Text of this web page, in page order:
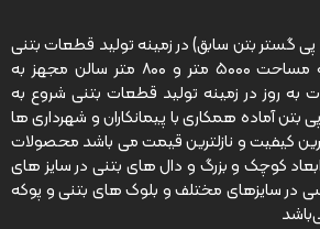
پی گستر بتن سابق) در زمینه تولید قطعات بتنی
از سال ۱۳۸۸ در زمینی به مساحت ۵۰۰۰ متر و ۸۰۰ متر سالن مجهز به
به روز در زمینه تولید قطعات بتنی شروع به
بتن آماده همکاری با پیمانکاران و شهرداری ها
کیفیت و نازلترین قیمت می باشد محصولات
کوچک و بزرگ و دال های بتنی در سایز های
در سایزهای مختلف و بلوک های بتنی و پوکه